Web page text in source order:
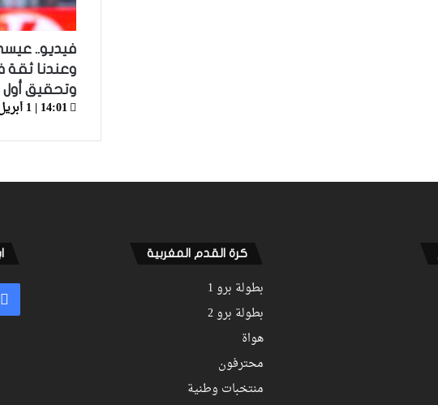
فيديو..
وعندنا ثقة
وتحقيق أول
14:01 | 1 أبريل، 2026
كرة القدم المغربية
بطولة برو 1
بطولة برو 2
هواة
محترفون
منتخبات وطنية